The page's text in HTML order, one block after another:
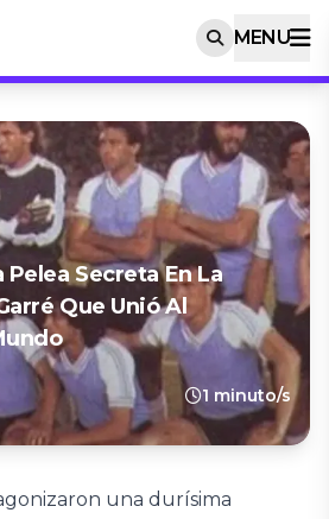
MENU
Pelea Secreta En La
Que Unió Al
1 minuto/s
una durísima